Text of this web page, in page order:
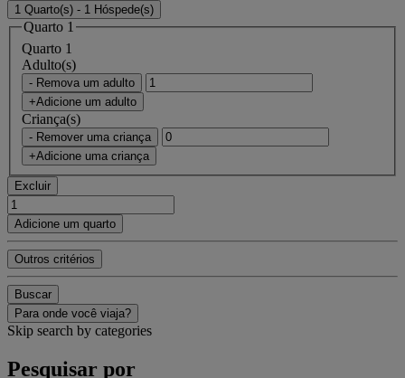
1 Quarto(s) - 1 Hóspede(s)
Quarto 1
Quarto 1
Adulto(s)
- Remova um adulto
+Adicione um adulto
Criança(s)
- Remover uma criança
+Adicione uma criança
Excluir
Adicione um quarto
Outros critérios
Buscar
Para onde você viaja?
Skip search by categories
Pesquisar por